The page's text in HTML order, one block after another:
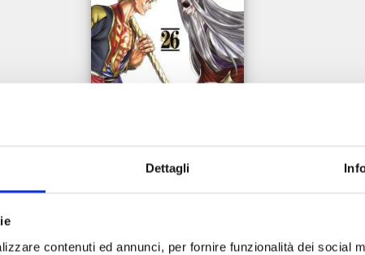
Dettagli
contenuti ed annunci, per fornire funzionalità dei social